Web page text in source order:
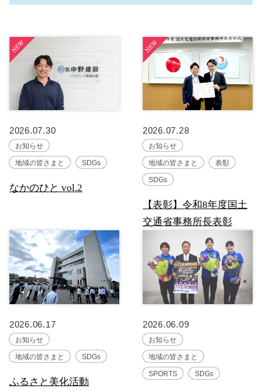
2026.07.30
お知らせ
地域の皆さまと SDGs
なかのひと vol.2
2026.07.28
お知らせ
地域の皆さまと 表彰
SDGs
【表彰】令和8年度国土
交通省事務所長表彰
2026.06.17
お知らせ
地域の皆さまと SDGs
ふるさと美化活動
2026.06.09
お知らせ
地域の皆さまと
SPORTS SDGs